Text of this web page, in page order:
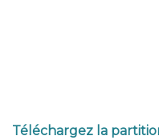
Téléchargez la